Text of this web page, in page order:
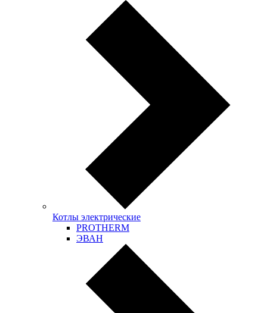
Котлы электрические
PROTHERM
ЭВАН